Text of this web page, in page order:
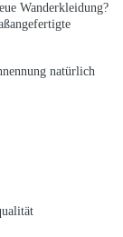
Wanderkleidung?
natürlich